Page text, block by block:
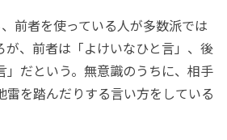
前者を使っている人が多数派では
が、前者は「よけいなひと言」、後
」だという。無意識のうちに、相手
雷を踏んだりする言い方をしている